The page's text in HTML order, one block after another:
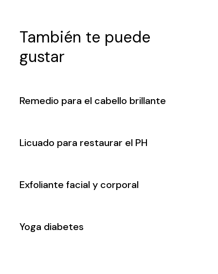
También te puede
gustar
Remedio para el cabello brillante
Licuado para restaurar el PH
Exfoliante facial y corporal
Yoga diabetes